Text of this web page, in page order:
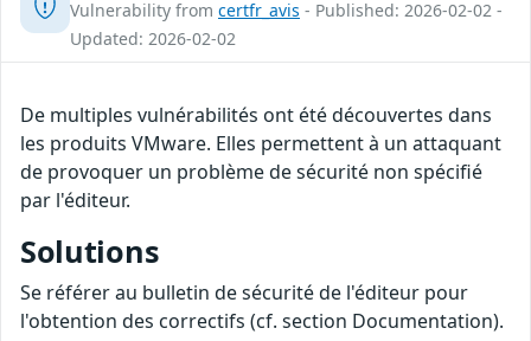
Vulnerability from certfr_avis - Published: 2026-02-02 -
Updated: 2026-02-02
De multiples vulnérabilités ont été découvertes dans
les produits VMware. Elles permettent à un attaquant
de provoquer un problème de sécurité non spécifié
par l'éditeur.
Solutions
Se référer au bulletin de sécurité de l'éditeur pour
l'obtention des correctifs (cf. section Documentation).